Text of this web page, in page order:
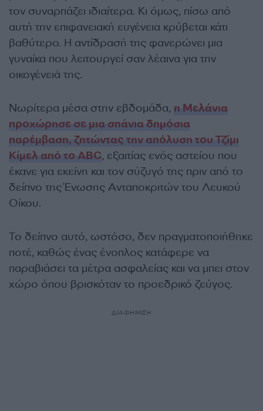
τον συναρπάζει ιδιαίτερα. Κι όμως, πίσω από
αυτή την επιφανειακή ευγένεια κρύβεται κάτι
βαθύτερο. Η αντίδρασή της φανερώνει μια
γυναίκα που λειτουργεί σαν λέαινα για την
οικογένειά της.
Νωρίτερα μέσα στην εβδομάδα, η Μελάνια
προχώρησε σε μια σπάνια δημόσια
παρέμβαση, ζητώντας την απόλυση του Τζίμι
Κίμελ από το ABC, εξαιτίας ενός αστείου που
έκανε για εκείνη και τον σύζυγό της πριν από το
δείπνο της Ένωσης Ανταποκριτών του Λευκού
Οίκου.
Το δείπνο αυτό, ωστόσο, δεν πραγματοποιήθηκε
ποτέ, καθώς ένας ένοπλος κατάφερε να
παραβιάσει τα μέτρα ασφαλείας και να μπει στον
χώρο όπου βρισκόταν το προεδρικό ζεύγος.
ΔΙΑΦΗΜΙΣΗ